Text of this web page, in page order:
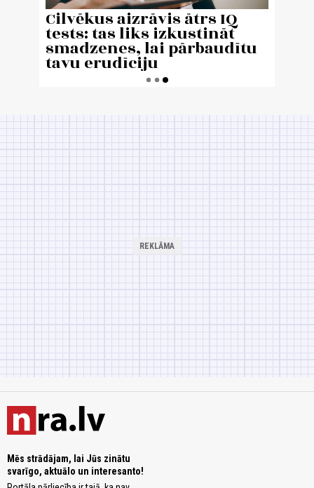
Mēs strādājam, lai Jūs zinātu
svarīgo, aktuālo un interesanto!